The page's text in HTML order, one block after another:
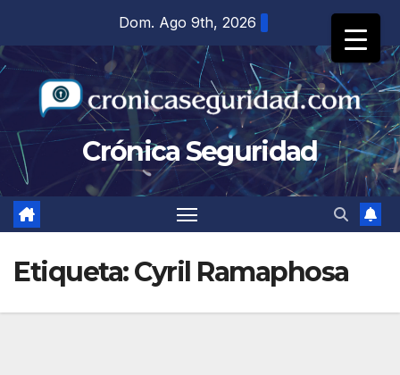
contenido
Dom. Ago 9th, 2026
Crónica Seguridad
Etiqueta:Cyril Ramaphosa